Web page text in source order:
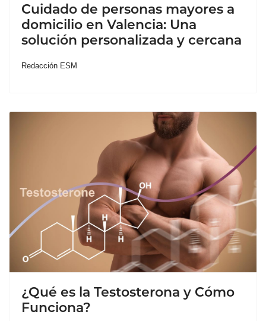
Cuidado de personas mayores a
domicilio en Valencia: Una
solución personalizada y cercana
Redacción ESM
¿Qué es la Testosterona y Cómo
Funciona?